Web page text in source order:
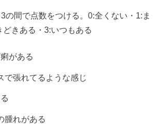
の間で点数をつける。0:全くない・1:ま
どきある・3:いつもある
がある
で張れてるような感じ
腫れがある